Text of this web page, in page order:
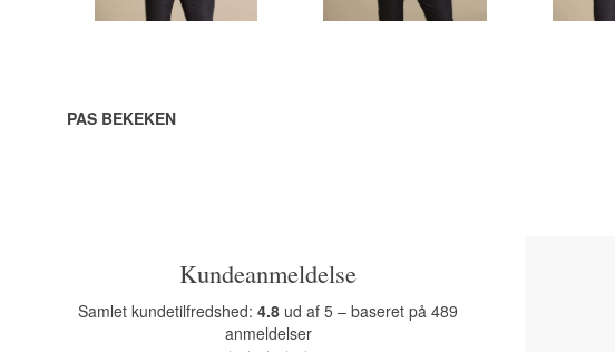
PAS BEKEKEN
Kundeanmeldelse
Samlet kundetilfredshed:4.8 ud af 5 – baseret på 489
anmeldelser